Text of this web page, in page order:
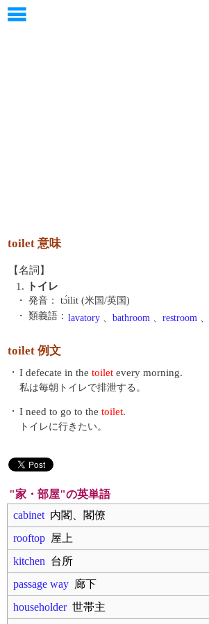
toilet 意味
【名詞】
1.
トイレ
・ 発音：
tɔ́ilit (米国/英国)
・ 類義語： lavatory 、 bathroom 、 restroom 、
toilet 例文
・ I defecate in the toilet every morning.
私は毎朝トイレで排泄する。
・ I need to go to the toilet.
トイレに行きたい。
"家・部屋"の英単語
cabinet 内閣、閣僚
rooftop 屋上
kitchen 台所
passage way 廊下
householder世帯主